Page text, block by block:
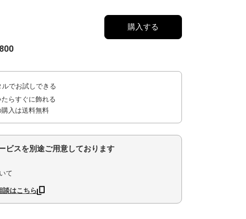
購入する
でお試しできる
らすぐに飾れる
入は送料無料
ビスを別途ご用意しております
て
談はこちら